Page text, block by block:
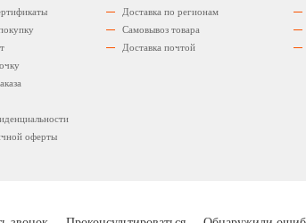
оферты
Доставка по регионам
Самовывоз товара
Доставка почтой